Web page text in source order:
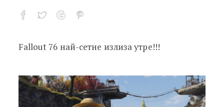
Очакват ни интересни неща в
Fallout 76 най-сетне излиза утре!!!